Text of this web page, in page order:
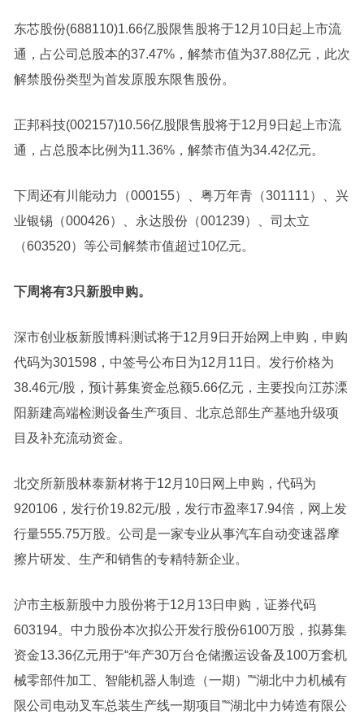
东芯股份(688110)1.66亿股限售股将于12月10日起上市流
通，占公司总股本的37.47%，解禁市值为37.88亿元，此次
解禁股份类型为首发原股东限售股份。
正邦科技(002157)10.56亿股限售股将于12月9日起上市流
通，占总股本比例为11.36%，解禁市值为34.42亿元。
下周还有川能动力 （000155）、粤万年青（301111）、 兴
业银锡 （000426）、 永达股份（001239）、 司太立
（603520）等公司解禁市值超过10亿元。
下周将有3只新股申购。
深市创业板新股博科测试将于12月9日开始网上申购，申购
代码为301598，中签号公布日为12月11日。发行价格为
38.46元/股，预计募集资金总额5.66亿元，主要投向江苏溧
阳新建高端检测设备生产项目、北京总部生产基地升级项
目及补充流动资金。
北交所新股林泰新材将于12月10日网上申购，代码为
920106，发行价19.82元/股，发行市盈率17.94倍，网上发
行量555.75万股。公司是一家专业从事汽车自动变速器摩
擦片研发、生产和销售的专精特新企业。
沪市主板新股中力股份将于12月13日申购， 证券代码
603194。 中力股份本次拟公开发行股份6100万股，拟募集
资金13.36亿元用于“年产30万台仓储搬运设备及100万套机
械零部件加工、智能机器人 制造（一期）”“湖北中力机械有
限公司电动叉车总装生产线一期项目”“湖北中力铸造有限公